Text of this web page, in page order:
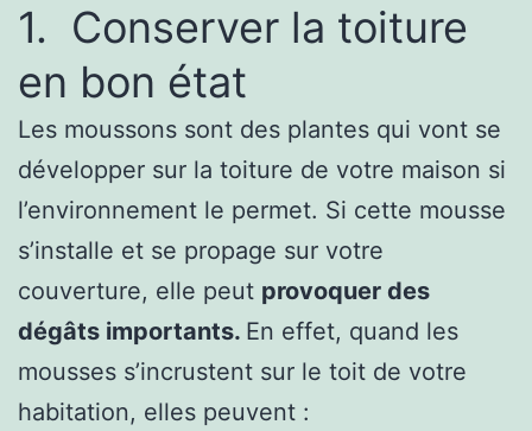
1. Conserver la toiture
en bon état
Les moussons sont des plantes qui vont se
développer sur la toiture de votre maison si
l’environnement le permet. Si cette mousse
s’installe et se propage sur votre
couverture, elle peut provoquer des
dégâts importants. En effet, quand les
mousses s’incrustent sur le toit de votre
habitation, elles peuvent :